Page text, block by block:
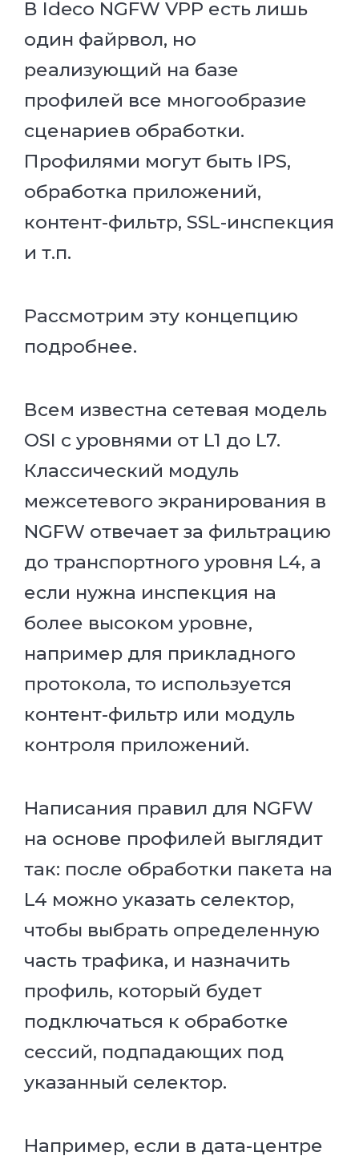
В Ideco NGFW VPP есть лишь
один файрвол, но
реализующий на базе
профилей все многообразие
сценариев обработки.
Профилями могут быть IPS,
обработка приложений,
контент-фильтр, SSL-инспекция
и т.п.
Рассмотрим эту концепцию
подробнее.
Всем известна сетевая модель
OSI с уровнями от L1 до L7.
Классический модуль
межсетевого экранирования в
NGFW отвечает за фильтрацию
до транспортного уровня L4, а
если нужна инспекция на
более высоком уровне,
например для прикладного
протокола, то используется
контент-фильтр или модуль
контроля приложений.
Написания правил для NGFW
на основе профилей выглядит
так: после обработки пакета на
L4 можно указать селектор,
чтобы выбрать определенную
часть трафика, и назначить
профиль, который будет
подключаться к обработке
сессий, подпадающих под
указанный селектор.
Например, если в дата-центре